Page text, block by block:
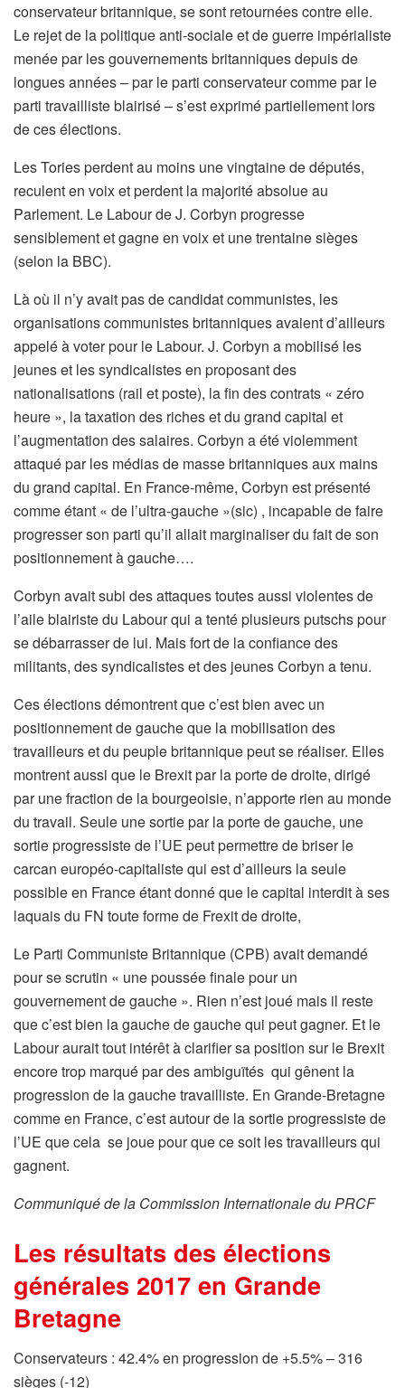
conservateur britannique, se sont retournées contre elle.
Le rejet de la politique anti-sociale et de guerre impérialiste
menée par les gouvernements britanniques depuis de
longues années – par le parti conservateur comme par le
parti travailliste blairisé – s’est exprimé partiellement lors
de ces élections.
Les Tories perdent au moins une vingtaine de députés,
reculent en voix et perdent la majorité absolue au
Parlement. Le Labour de J. Corbyn progresse
sensiblement et gagne en voix et une trentaine sièges
(selon la BBC).
Là où il n’y avait pas de candidat communistes, les
organisations communistes britanniques avaient d’ailleurs
appelé à voter pour le Labour. J. Corbyn a mobilisé les
jeunes et les syndicalistes en proposant des
nationalisations (rail et poste), la fin des contrats « zéro
heure », la taxation des riches et du grand capital et
l’augmentation des salaires. Corbyn a été violemment
attaqué par les médias de masse britanniques aux mains
du grand capital. En France-même, Corbyn est présenté
comme étant « de l’ultra-gauche »(sic) , incapable de faire
progresser son parti qu’il allait marginaliser du fait de son
positionnement à gauche….
Corbyn avait subi des attaques toutes aussi violentes de
l’aile blairiste du Labour qui a tenté plusieurs putschs pour
se débarrasser de lui. Mais fort de la confiance des
militants, des syndicalistes et des jeunes Corbyn a tenu.
Ces élections démontrent que c’est bien avec un
positionnement de gauche que la mobilisation des
travailleurs et du peuple britannique peut se réaliser. Elles
montrent aussi que le Brexit par la porte de droite, dirigé
par une fraction de la bourgeoisie, n’apporte rien au monde
du travail. Seule une sortie par la porte de gauche, une
sortie progressiste de l’UE peut permettre de briser le
carcan européo-capitaliste qui est d’ailleurs la seule
possible en France étant donné que le capital interdit à ses
laquais du FN toute forme de Frexit de droite,
Le Parti Communiste Britannique (CPB) avait demandé
pour se scrutin « une poussée finale pour un
gouvernement de gauche ». Rien n’est joué mais il reste
que c’est bien la gauche de gauche qui peut gagner. Et le
Labour aurait tout intérêt à clarifier sa position sur le Brexit
encore trop marqué par des ambiguïtés qui gênent la
progression de la gauche travailliste. En Grande-Bretagne
comme en France, c’est autour de la sortie progressiste de
l’UE que cela se joue pour que ce soit les travailleurs qui
gagnent.
Communiqué de la Commission Internationale du PRCF
Les résultats des élections
générales 2017 en Grande
Bretagne
Conservateurs : 42.4% en progression de +5.5% – 316
sièges (-12)